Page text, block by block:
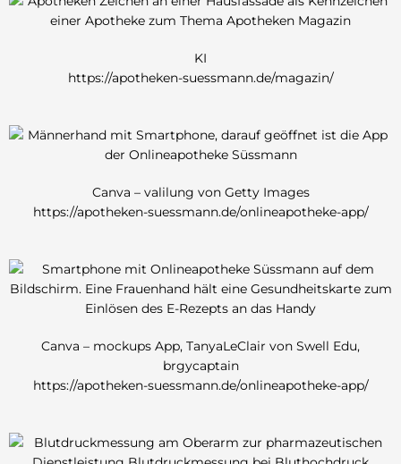
KI
https://apotheken-suessmann.de/magazin/
Canva – valilung von Getty Images
https://apotheken-suessmann.de/onlineapotheke-app/
Canva – mockups App, TanyaLeClair von Swell Edu,
brgycaptain
https://apotheken-suessmann.de/onlineapotheke-app/